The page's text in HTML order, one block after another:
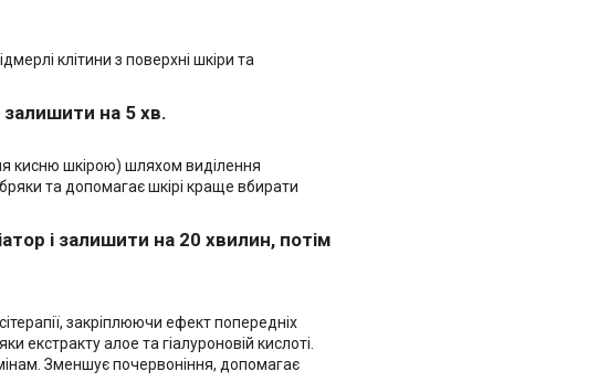
клітини з поверхні шкіри та
на 5 хв.
кисню шкірою) шляхом виділення
та допомагає шкірі краще вбирати
і залишити на 20 хвилин, потім
закріплюючи ефект попередніх
екстракту алое та гіалуроновій кислоті.
Зменшує почервоніння, допомагає